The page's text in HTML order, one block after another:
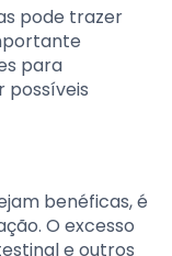
pode trazer
para
possíveis
benéficas, é
O excesso
e outros